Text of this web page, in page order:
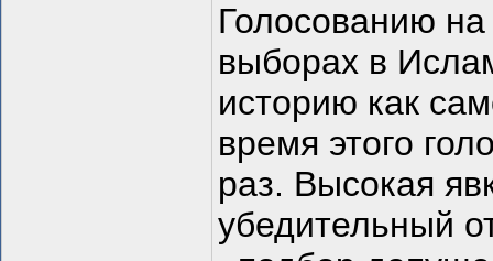
Голосованию
выборах в
историю как
время этого
раз. Высокая
убедительный